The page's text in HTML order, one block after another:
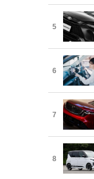
5
6
7
8